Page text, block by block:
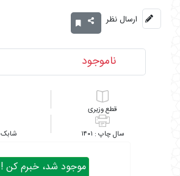
ارسال نظر
ناموجود
وزیری
۱۴۰۱
موجود شد، خبرم کن !